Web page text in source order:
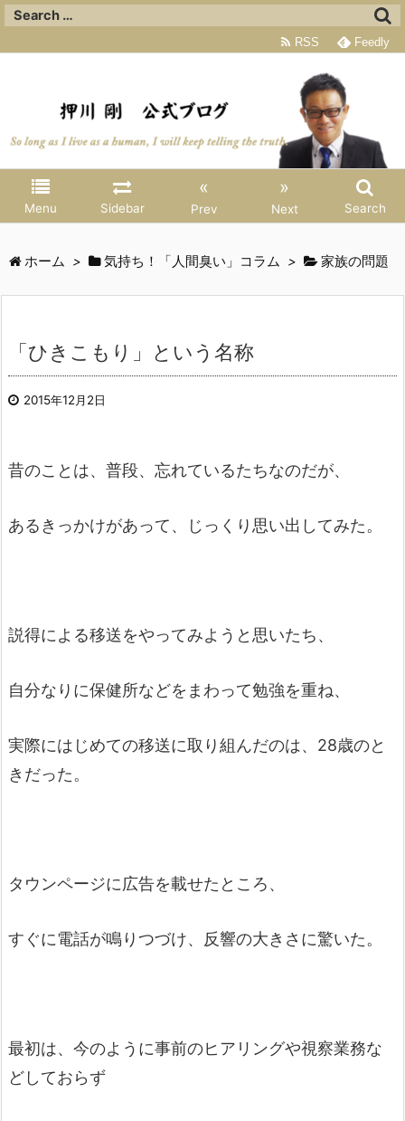
Menu Sidebar
«
Prev
»
Next Search
RSS Feedly
ホーム > 気持ち！「人間臭い」コラム > 家族の問題
「ひきこもり」という名称
2015年12月2日
昔のことは、普段、忘れているたちなのだが、
あるきっかけがあって、じっくり思い出してみた。
説得による移送をやってみようと思いたち、
自分なりに保健所などをまわって勉強を重ね、
実際にはじめての移送に取り組んだのは、28歳のと
きだった。
タウンページに広告を載せたところ、
すぐに電話が鳴りつづけ、反響の大きさに驚いた。
最初は、今のように事前のヒアリングや視察業務な
どしておらず